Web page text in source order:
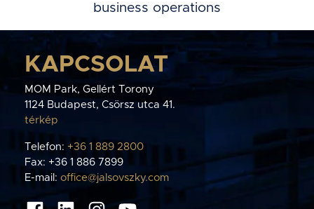
business operations
KAPCSOLAT
MOM Park, Gellért Torony
1124 Budapest, Csörsz utca 41.
térkép
Telefon: +36 1 889 2800
Fax: +36 1 886 7899
E-mail: office@jalsovszky.com